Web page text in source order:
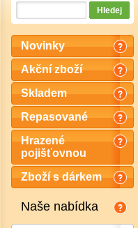
Novinky
Akční zboží
Skladem
Repasované
Hrazené
pojišťovnou
Zboží s dárkem
Naše nabídka